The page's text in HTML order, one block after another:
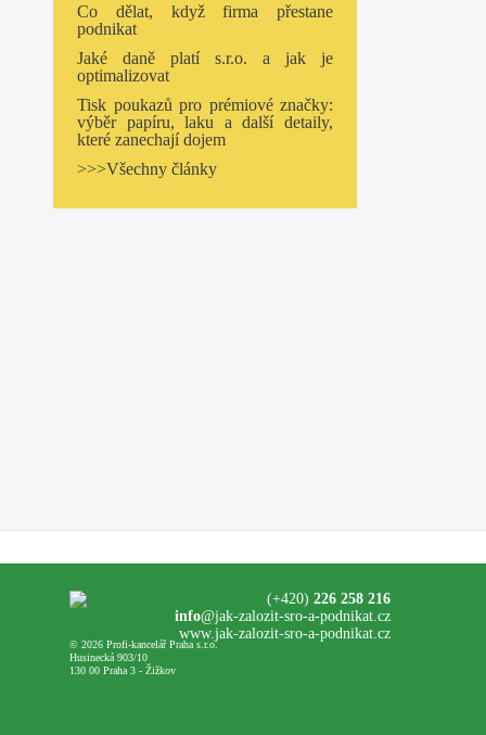
Co dělat, když firma přestane
podnikat
Jaké daně platí s.r.o. a jak je
optimalizovat
Tisk poukazů pro prémiové značky:
výběr papíru, laku a další detaily,
které zanechají dojem
>>>Všechny články
© 2026 Profi-kancelář Praha s.r.o.
Husinecká 903/10
130 00 Praha 3 - Žižkov
(+420) 226 258 216
info@jak-zalozit-sro-a-podnikat.cz
www.jak-zalozit-sro-a-podnikat.cz